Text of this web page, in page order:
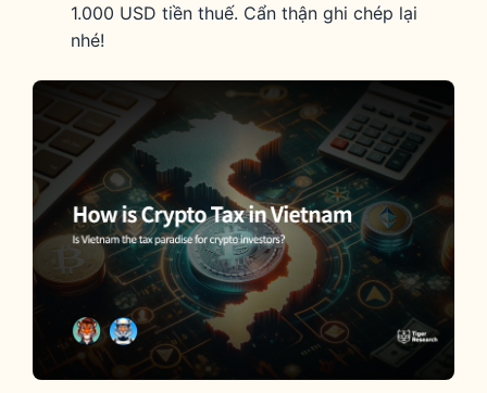
1.000 USD tiền thuế. Cẩn thận ghi chép lại
nhé!